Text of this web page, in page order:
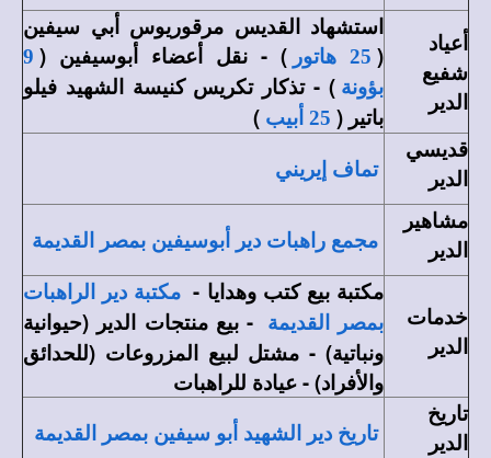
أعياد
شفيع
الدير
استشهاد القديس مرقوريوس أبي سيفين
( 25 هاتور ) - نقل أعضاء أبوسيفين ( 9
بؤونة ) - تذكار تكريس كنيسة الشهيد فيلو
باتير ( 25 أبيب
)
قديسي
الدير
تماف إيريني
مشاهير
الدير
مجمع راهبات دير أبوسيفين بمصر القديمة
خدمات
الدير
مكتبة بيع كتب وهدايا - مكتبة دير الراهبات
بمصر القديمة
- بيع منتجات الدير (حيوانية
ونباتية) - مشتل لبيع المزروعات (للحدائق
والأفراد) - عيادة للراهبات
تاريخ
الدير
تاريخ دير الشهيد أبو سيفين بمصر القديمة